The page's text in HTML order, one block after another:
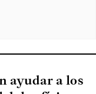
ayudar a los